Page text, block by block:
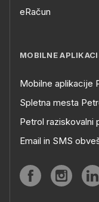
eRačun
MOBILNE
Mobilne aplikacije
Spletna mesta
Petrol raziskovalni
Email in SMS